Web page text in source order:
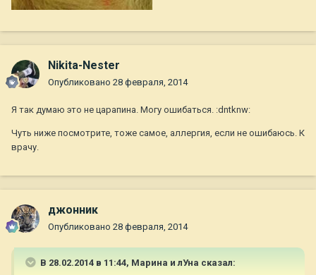
Nikita-Nester
Опубликовано 28 февраля, 2014
Я так думаю это не царапина. Могу ошибаться. :dntknw:
Чуть ниже посмотрите, тоже самое, аллергия, если не ошибаюсь. К
врачу.
джонник
Опубликовано 28 февраля, 2014
В 28.02.2014 в 11:44, Марина и лУна сказал: